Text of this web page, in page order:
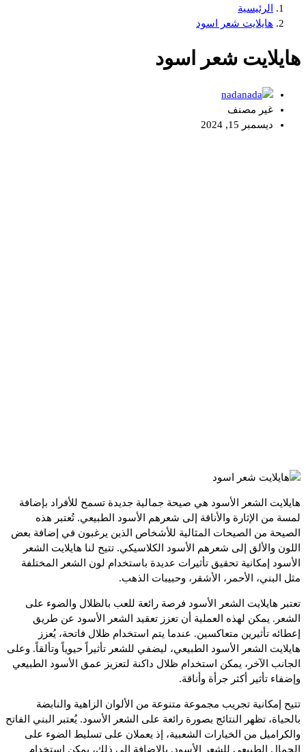
دليلك للموضة، الجمال، والعناية بالبشرة والشعر
الرئيسية
هايلايت شعر اسود
هايلايت شعر اسود
nada
غير مصنف
ديسمبر 15, 2024
هايلايت الشعر الأسود هي صيحة جمالية جديدة تسمح للأفراد بإضافة
لمسة من الإثارة والأناقة إلى شعرهم الأسود الطبيعي. تُعتبر هذه
الصيحة من الصيحات المثالية للأشخاص الذين يرغبون في إضافة بعض
اللون والألق إلى شعرهم الأسود الكلاسيكي. تتيح لنا هايلايت الشعر
الأسود إمكانية تحقيق تأثيرات عديدة باستخدام لون الشعر المختلفة
مثل البني، الأحمر، الأشقر، وحبيبات الذهب.
تعتبر هايلايت الشعر الأسود فرصة رائعة للعب بالظلال والضوء على
الشعر. يمكن لهذه العملية أن تعزز تعقيد الشعر الأسود عن طريق
إعطائه تأثيرين متعاكسين. عندما يتم استخدام ظلال فاتحة، يُعزز
هايلايت الشعر الأسود الطبيعي، ليضفي للشعر تأثيراً حيوياً وتألقاً. وعلى
الجانب الآخر، يمكن استخدام ظلال داكنة لتعزيز عمق الأسود الطبيعي
وإضفاء تأثير أكثر جرأة وأناقة.
تتيح إمكانية تجريب مجموعة متنوعة من الألوان الزاهية والنابضة
بالحياة، تظهر النتائج بصورة رائعة على الشعر الأسود. يُعتبر البني الفاتح
والكراميل من الخيارات الشعبية، إذ يعملان على تسليط الضوء على
الجمال الطبيعي للشعر الأسود. بالإضافة إلى ذلك، يمكن استخدام